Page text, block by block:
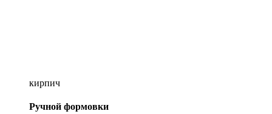
кирпич
Ручной формовки